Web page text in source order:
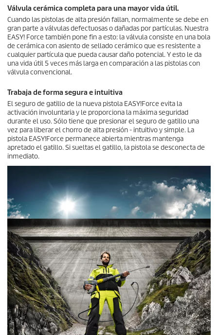
Válvula cerámica completa para una mayor vida útil.
Cuando las pistolas de alta presión fallan, normalmente se debe en
gran parte a válvulas defectuosas o dañadas por partículas. Nuestra
EASY! Force también pone fin a esto: la válvula consiste en una bola
de cerámica con asiento de sellado cerámico que es resistente a
cualquier partícula que pueda causar daño potencial. Y esto le da
una vida útil 5 veces más larga en comparación a las pistolas con
válvula convencional.
Trabaja de forma segura e intuitiva
El seguro de gatillo de la nueva pistola EASY!Force evita la
activación involuntaria y le proporciona la máxima seguridad
durante el uso. Sólo tiene que presionar el seguro de gatillo una
vez para liberar el chorro de alta presión - intuitivo y simple. La
pistola EASY!Force permanece abierta mientras mantenga
apretado el gatillo. Si sueltas el gatillo, la pistola se desconecta de
inmediato.